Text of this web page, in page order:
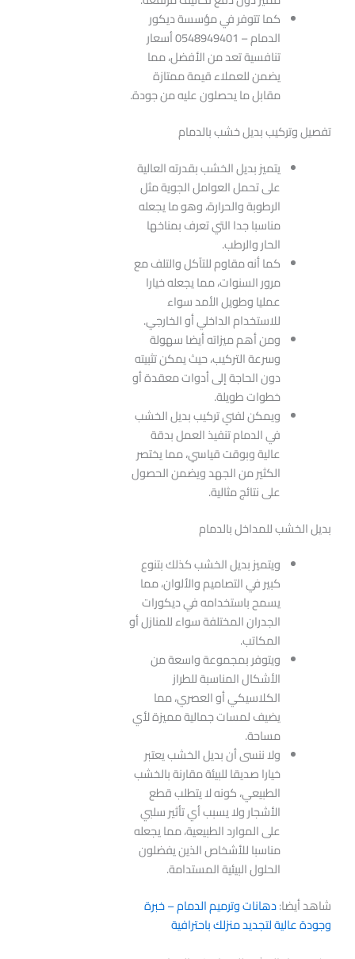
كما تتوفر في مؤسسة ديكور
الدمام – 0548949401 أسعار
تنافسية تعد من الأفضل، مما
يضمن للعملاء قيمة ممتازة
مقابل ما يحصلون عليه من جودة.
تفصيل وتركيب بديل خشب بالدمام
يتميز بديل الخشب بقدرته العالية
على تحمل العوامل الجوية مثل
الرطوبة والحرارة، وهو ما يجعله
مناسبا جدا التي تعرف بمناخها
الحار والرطب.
كما أنه مقاوم للتآكل والتلف مع
مرور السنوات، مما يجعله خيارا
عمليا وطويل الأمد سواء
للاستخدام الداخلي أو الخارجي.
ومن أهم ميزاته أيضا سهولة
وسرعة التركيب، حيث يمكن تثبيته
دون الحاجة إلى أدوات معقدة أو
خطوات طويلة.
ويمكن لفني تركيب بديل الخشب
في الدمام تنفيذ العمل بدقة
عالية وبوقت قياسي، مما يختصر
الكثير من الجهد ويضمن الحصول
على نتائج مثالية.
بديل الخشب للمداخل بالدمام
ويتميز بديل الخشب كذلك بتنوع
كبير في التصاميم والألوان، مما
يسمح باستخدامه في ديكورات
الجدران المختلفة سواء للمنازل أو
المكاتب.
ويتوفر بمجموعة واسعة من
الأشكال المناسبة للطراز
الكلاسيكي أو العصري، مما
يضيف لمسات جمالية مميزة لأي
مساحة.
ولا ننسى أن بديل الخشب يعتبر
خيارا صديقا للبيئة مقارنة بالخشب
الطبيعي، كونه لا يتطلب قطع
الأشجار ولا يسبب أي تأثير سلبي
على الموارد الطبيعية، مما يجعله
مناسبا للأشخاص الذين يفضلون
الحلول البيئية المستدامة.
شاهد أيضا:دهانات وترميم الدمام – خبرة
وجودة عالية لتجديد منزلك باحترافية